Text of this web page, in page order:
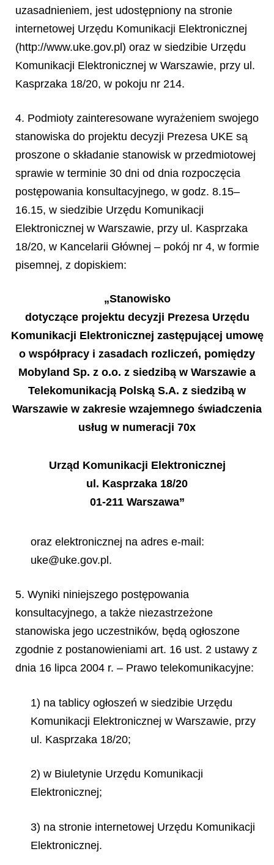
uzasadnieniem, jest udostępniony na stronie
internetowej Urzędu Komunikacji Elektronicznej
(http://www.uke.gov.pl) oraz w siedzibie Urzędu
Komunikacji Elektronicznej w Warszawie, przy ul.
Kasprzaka 18/20, w pokoju nr 214.
4. Podmioty zainteresowane wyrażeniem swojego
stanowiska do projektu decyzji Prezesa UKE są
proszone o składanie stanowisk w przedmiotowej
sprawie w terminie 30 dni od dnia rozpoczęcia
postępowania konsultacyjnego, w godz. 8.15–
16.15, w siedzibie Urzędu Komunikacji
Elektronicznej w Warszawie, przy ul. Kasprzaka
18/20, w Kancelarii Głównej – pokój nr 4, w formie
pisemnej, z dopiskiem:
„Stanowisko
dotyczące projektu decyzji Prezesa Urzędu
Komunikacji Elektronicznej zastępującej umowę
o współpracy i zasadach rozliczeń, pomiędzy
Mobyland Sp. z o.o. z siedzibą w Warszawie a
Telekomunikacją Polską S.A. z siedzibą w
Warszawie w zakresie wzajemnego świadczenia
usług w numeracji 70x
Urząd Komunikacji Elektronicznej
ul. Kasprzaka 18/20
01-211 Warszawa”
oraz elektronicznej na adres e-mail:
uke@uke.gov.pl.
5. Wyniki niniejszego postępowania
konsultacyjnego, a także niezastrzeżone
stanowiska jego uczestników, będą ogłoszone
zgodnie z postanowieniami art. 16 ust. 2 ustawy z
dnia 16 lipca 2004 r. – Prawo telekomunikacyjne:
1) na tablicy ogłoszeń w siedzibie Urzędu
Komunikacji Elektronicznej w Warszawie, przy
ul. Kasprzaka 18/20;
2) w Biuletynie Urzędu Komunikacji
Elektronicznej;
3) na stronie internetowej Urzędu Komunikacji
Elektronicznej.